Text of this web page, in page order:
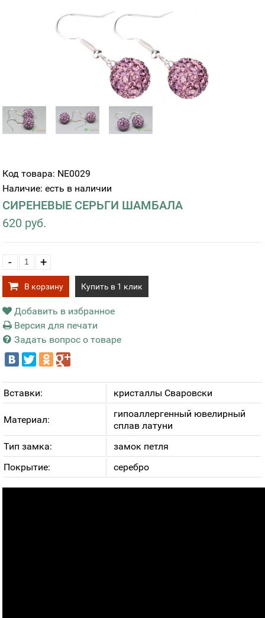
Код товара: NE0029
Наличие: есть в наличии
СИРЕНЕВЫЕ СЕРЬГИ ШАМБАЛА
620 руб.
- +
В корзину Купить в 1 клик
Добавить в избранное
Версия для печати
Задать вопрос о товаре
Вставки: кристаллы Сваровски
Материал:
гипоаллергенный ювелирный
сплав латуни
Тип замка:
замок петля
Покрытие:
серебро